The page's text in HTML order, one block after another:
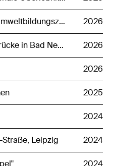
MUE — Informations- und Umweltbildungszentrum, Mühlhausen 2026
NEN — Geh- und Radwegbrücke in Bad Nenndorf 2026
2026
2025
2024
Leipzig 2024
2024